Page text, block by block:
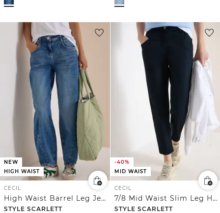
NEW
HIGH WAIST
CECIL
High Waist Barrel Leg Jeans im Loose Fit
STYLE SCARLETT
-40%
MID WAIST
CECIL
7/8 Mid Waist Slim Leg Hose im Casual Fit
STYLE SCARLETT